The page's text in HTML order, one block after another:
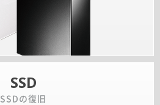
SSD
SSDの復旧